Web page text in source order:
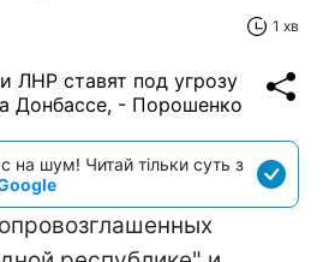
1 хв
на шум! Читай тільки суть з